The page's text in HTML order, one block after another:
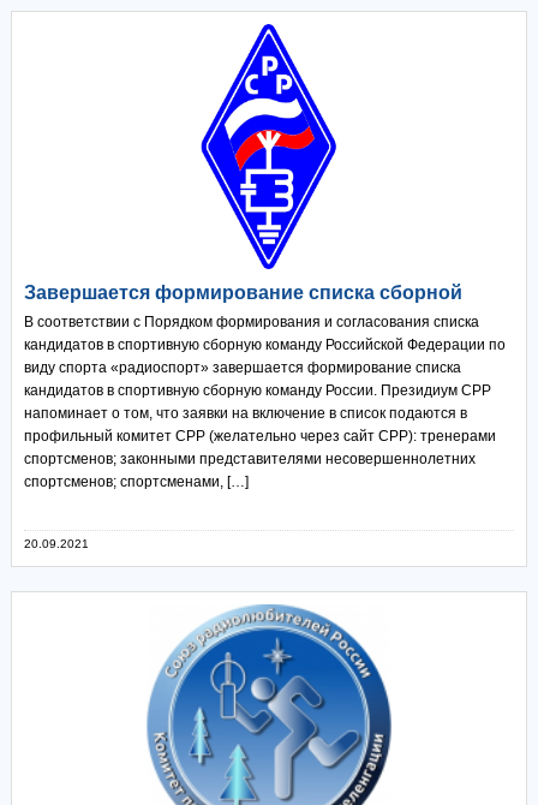
Завершается формирование списка сборной
В соответствии с Порядком формирования и согласования списка
кандидатов в спортивную сборную команду Российской Федерации по
виду спорта «радиоспорт» завершается формирование списка
кандидатов в спортивную сборную команду России. Президиум СРР
напоминает о том, что заявки на включение в список подаются в
профильный комитет СРР (желательно через сайт СРР): тренерами
спортсменов; законными представителями несовершеннолетних
спортсменов; спортсменами, […]
20.09.2021